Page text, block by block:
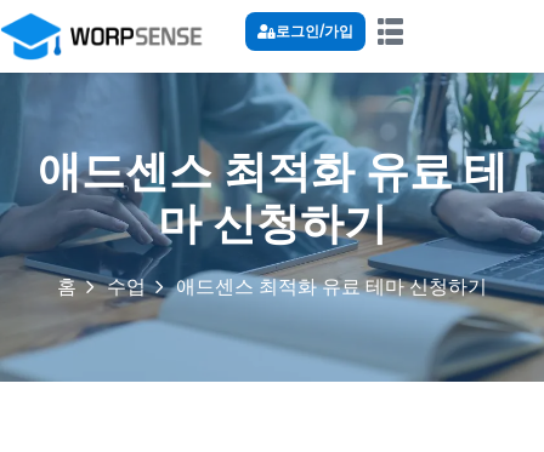
로그인/가입
애드센스 최적화 유료 테
마 신청하기
홈 수업 애드센스 최적화 유료 테마 신청하기